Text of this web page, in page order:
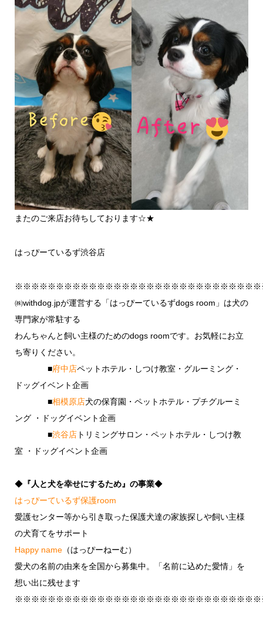
またのご来店お待ちしております☆★
はっぴーているず渋谷店
㈱withdog.jpが運営する「はっぴーているずdogs room」は犬の
専門家が常駐する
わんちゃんと飼い主様のためのdogs roomです。お気軽にお立
ち寄りください。
■府中店ペットホテル・しつけ教室・グルーミング・
ドッグイベント企画
■相模原店犬の保育園・ペットホテル・プチグルーミ
ング ・ドッグイベント企画
■渋谷店トリミングサロン・ペットホテル・しつけ教
室 ・ドッグイベント企画
◆『人と犬を幸せにするため』の事業◆
はっぴーているず保護room
愛護センター等から引き取った保護犬達の家族探しや飼い主様
の犬育てをサポート
Happy name（はっぴーねーむ）
愛犬の名前の由来を全国から募集中。「名前に込めた愛情」を
想い出に残せます